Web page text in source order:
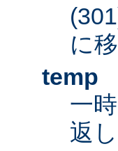
に
temp
一
返